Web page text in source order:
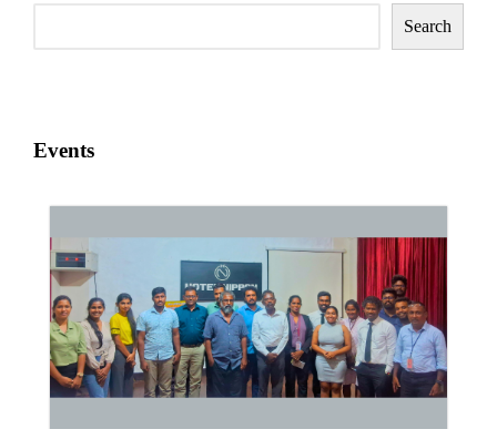
Search
Events